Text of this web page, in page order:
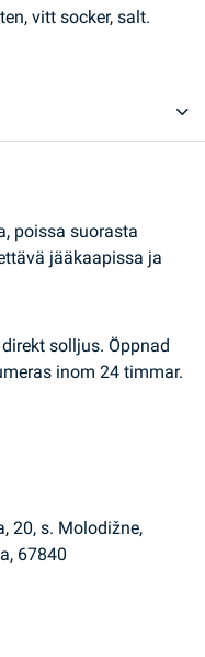
vitt socker, salt.
poissa suorasta
jääkaapissa ja
solljus. Öppnad
inom 24 timmar.
20, s. Molodižne,
67840